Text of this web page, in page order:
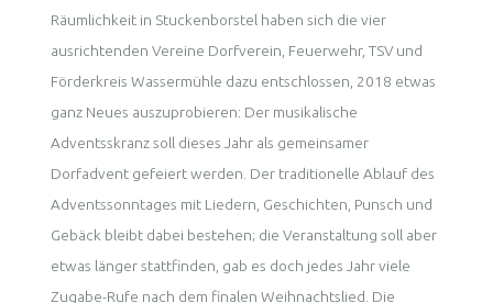
Räumlichkeit in Stuckenborstel haben sich die vier
ausrichtenden Vereine Dorfverein, Feuerwehr, TSV und
Förderkreis Wassermühle dazu entschlossen, 2018 etwas
ganz Neues auszuprobieren: Der musikalische
Adventsskranz soll dieses Jahr als gemeinsamer
Dorfadvent gefeiert werden. Der traditionelle Ablauf des
Adventssonntages mit Liedern, Geschichten, Punsch und
Gebäck bleibt dabei bestehen; die Veranstaltung soll aber
etwas länger stattfinden, gab es doch jedes Jahr viele
Zugabe-Rufe nach dem finalen Weihnachtslied. Die